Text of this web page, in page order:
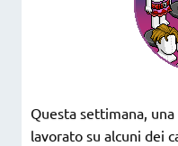
Questa settimana,
lavorato su alcuni dei